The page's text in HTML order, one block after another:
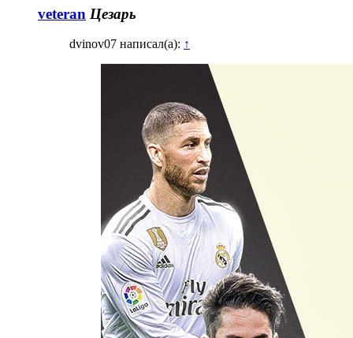
veteran Цезарь
dvinov07 написал(а): ↑